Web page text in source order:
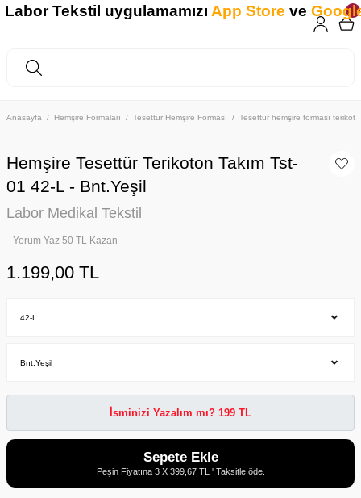
Anasayfa Hemşire Formaları Tesettür Hemşire Forması Tesettür hemşire forması
Hemşire Tesettür Terikoton Takım Tst-
01 42-L - Bnt.Yeşil
Labor Medikal Tekstil
Yorum Yaz 50 TL Kazan
1.199,00 TL
İsminizi Yazalım mı? 199 TL
Sepete Ekle
Peşin Fiyatına 3 X 399,67 TL ' Taksitle öde.
uygulamamızıApp StoreveGoogle Play